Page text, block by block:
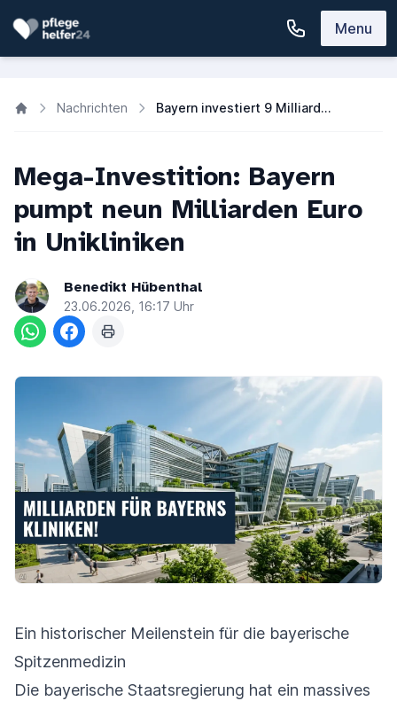
Menu
Nachrichten Bayern investiert 9 Milliarden Euro in neue Unikliniken | PflegeHelfer24
Mega-Investition: Bayern
pumpt neun Milliarden Euro
in Unikliniken
Benedikt Hübenthal
23.06.2026, 16:17 Uhr
Ein historischer Meilenstein für die bayerische
Spitzenmedizin
Die bayerische Staatsregierung hat ein massives